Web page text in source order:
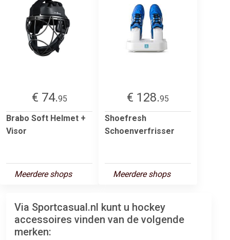
€ 74.95
Brabo Soft Helmet +
Visor
Meerdere shops
€ 128.95
Shoefresh
Schoenverfrisser
Meerdere shops
Via Sportcasual.nl kunt u hockey
accessoires vinden van de volgende
merken: